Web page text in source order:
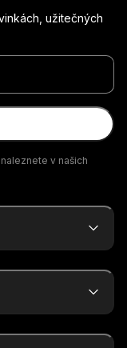
užitečných
v našich